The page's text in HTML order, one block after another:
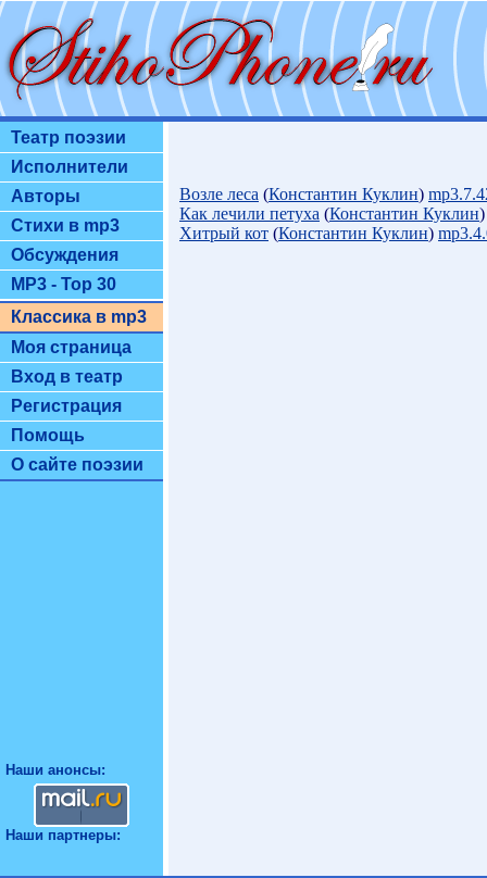
Театр поэзии
Исполнители
Авторы
Стихи в mp3
Обсуждения
MP3 - Top 30
Классика в mp3
Моя страница
Вход в театр
Регистрация
Помощь
О сайте поэзии
Наши анонсы:
Наши партнеры:
Возле леса (Константин Куклин)
Как лечили петуха (Константин Куклин
Хитрый кот (Константин Куклин)